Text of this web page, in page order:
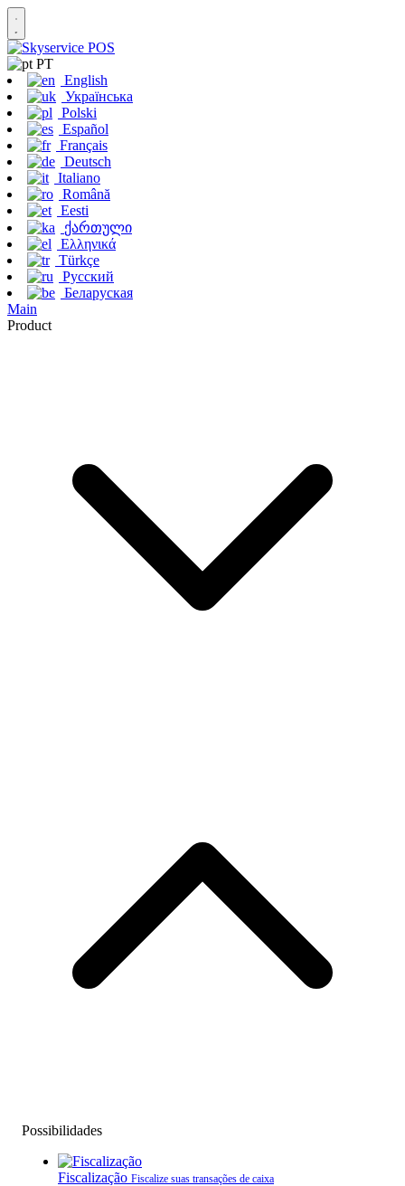
PT
English
Українська
Polski
Español
Français
Deutsch
Italiano
Română
Eesti
ქართული
Ελληνικά
Türkçe
Русский
Беларуская
Main
Product
Possibilidades
Fiscalização Fiscalize suas transações de caixa